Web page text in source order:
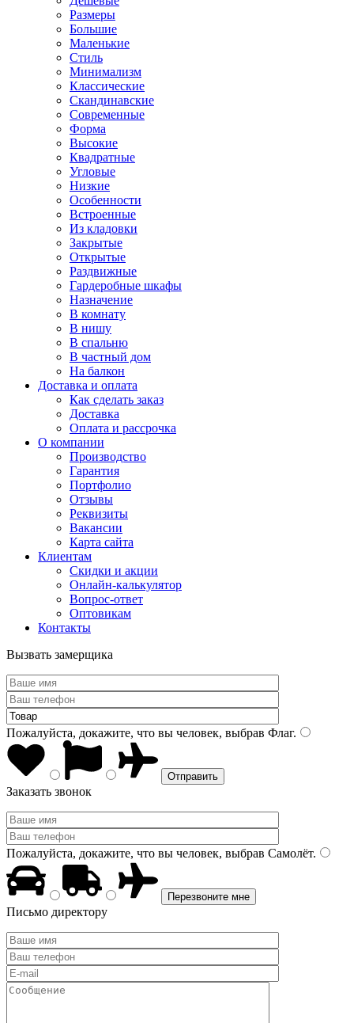
Размеры
Большие
Маленькие
Стиль
Минимализм
Классические
Скандинавские
Современные
Форма
Высокие
Квадратные
Угловые
Низкие
Особенности
Встроенные
Из кладовки
Закрытые
Открытые
Раздвижные
Гардеробные шкафы
Назначение
В комнату
В нишу
В спальню
В частный дом
На балкон
Доставка и оплата
Как сделать заказ
Доставка
Оплата и рассрочка
О компании
Производство
Гарантия
Портфолио
Отзывы
Реквизиты
Вакансии
Карта сайта
Клиентам
Скидки и акции
Онлайн-калькулятор
Вопрос-ответ
Оптовикам
Контакты
Вызвать замерщика
Пожалуйста, докажите, что вы человек, выбрав Флаг.
Заказать звонок
Пожалуйста, докажите, что вы человек, выбрав Самолёт.
Письмо директору